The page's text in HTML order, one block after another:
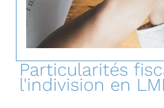
Particularités
l'indivision en